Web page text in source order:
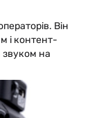
Він
і контент-
звуком на